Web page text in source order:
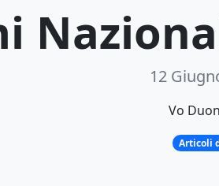
12
Vo
Articoli